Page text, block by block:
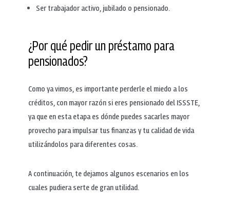
Ser trabajador activo, jubilado o pensionado.
¿Por qué pedir un préstamo para
pensionados?
Como ya vimos, es importante perderle el miedo a los
créditos, con mayor razón si eres pensionado del ISSSTE,
ya que en esta etapa es dónde puedes sacarles mayor
provecho para impulsar tus finanzas y tu calidad de vida
utilizándolos para diferentes cosas.
A continuación, te dejamos algunos escenarios en los
cuales pudiera serte de gran utilidad.